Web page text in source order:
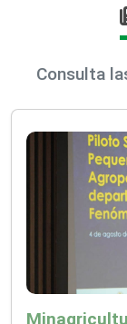
Consulta